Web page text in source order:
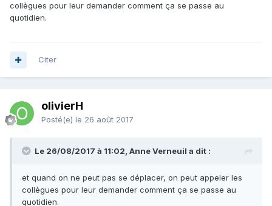
collègues pour leur demander comment ça se passe au
quotidien.
Citer
olivierH
Posté(e) le 26 août 2017
Le 26/08/2017 à 11:02, Anne Verneuil a dit :
et quand on ne peut pas se déplacer, on peut appeler les
collègues pour leur demander comment ça se passe au
quotidien.